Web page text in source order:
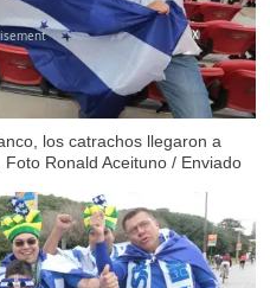
los catrachos llegaron a
Ronald Aceituno / Enviado
X